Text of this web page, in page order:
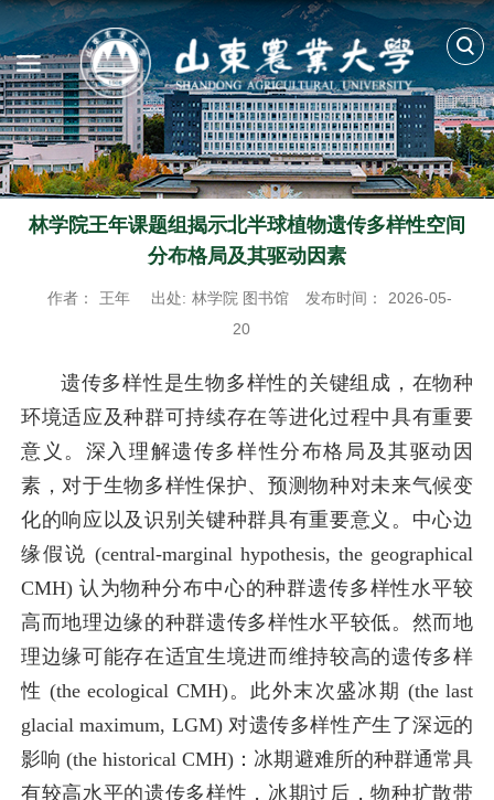
林学院王年课题组揭示北半球植物遗传多样性空间
分布格局及其驱动因素
作者： 王年 出处: 林学院 图书馆 发布时间：
2026-05-
20
遗传多样性是生物多样性的关键组成，在物种
环境适应及种群可持续存在等进化过程中具有重要
意义。深入理解遗传多样性分布格局及其驱动因
素，对于生物多样性保护、预测物种对未来气候变
化的响应以及识别关键种群具有重要意义。中心边
缘假说 (central-marginal hypothesis, the geographical
CMH) 认为物种分布中心的种群遗传多样性水平较
高而地理边缘的种群遗传多样性水平较低。然而地
理边缘可能存在适宜生境进而维持较高的遗传多样
性 (the ecological CMH)。此外末次盛冰期 (the last
glacial maximum, LGM) 对遗传多样性产生了深远的
影响 (the historical CMH)：冰期避难所的种群通常具
有较高水平的遗传多样性，冰期过后，物种扩散带